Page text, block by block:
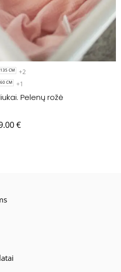
CM +2
CM +1
Pelenų rožė
€